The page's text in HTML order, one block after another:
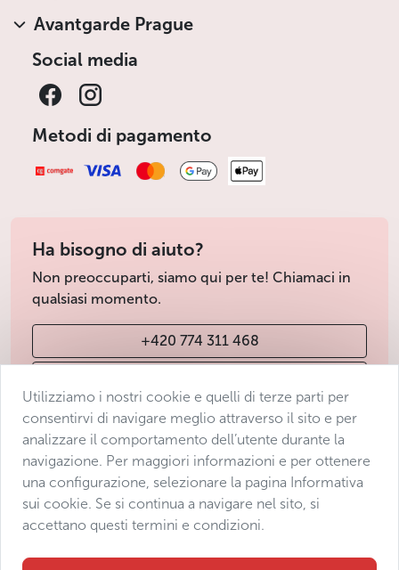
Avantgarde Prague
Social media
Metodi di pagamento
Ha bisogno di aiuto?
Non preoccuparti, siamo qui per te! Chiamaci in
qualsiasi momento.
+420 774 311 468
Condizioni di vendita
Protezione dei dati
Dichiarazione di accessibilità
Manage consent
Utilizziamo i nostri cookie e quelli di terze parti per
consentirvi di navigare meglio attraverso il sito e per
analizzare il comportamento dell’utente durante la
navigazione. Per maggiori informazioni e per ottenere
una configurazione, selezionare la pagina Informativa
sui cookie. Se si continua a navigare nel sito, si
accettano questi termini e condizioni.